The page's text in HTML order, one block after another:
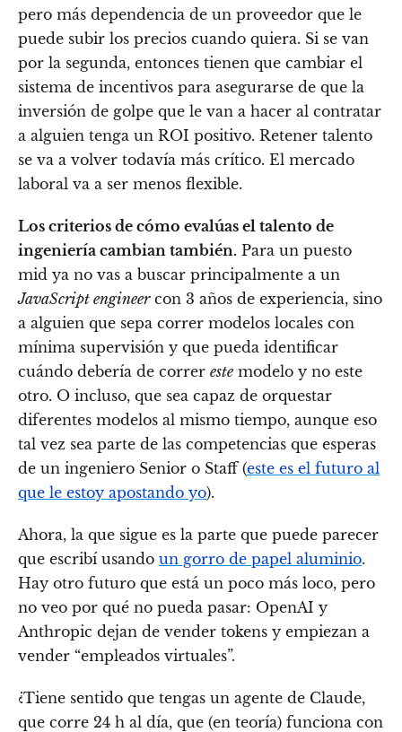
pero más dependencia de un proveedor que le
puede subir los precios cuando quiera. Si se van
por la segunda, entonces tienen que cambiar el
sistema de incentivos para asegurarse de que la
inversión de golpe que le van a hacer al contratar
a alguien tenga un ROI positivo. Retener talento
se va a volver todavía más crítico. El mercado
laboral va a ser menos flexible.
Los criterios de cómo evalúas el talento de
ingeniería cambian también. Para un puesto
mid ya no vas a buscar principalmente a un
JavaScript engineercon 3 años de experiencia, sino
a alguien que sepa correr modelos locales con
mínima supervisión y que pueda identificar
cuándo debería de correr este modelo y no este
otro. O incluso, que sea capaz de orquestar
diferentes modelos al mismo tiempo, aunque eso
tal vez sea parte de las competencias que esperas
de un ingeniero Senior o Staff (este es el futuro al
que le estoy apostando yo).
Ahora, la que sigue es la parte que puede parecer
que escribí usando un gorro de papel aluminio.
Hay otro futuro que está un poco más loco, pero
no veo por qué no pueda pasar: OpenAI y
Anthropic dejan de vender tokens y empiezan a
vender “empleados virtuales”.
¿Tiene sentido que tengas un agente de Claude,
que corre 24 h al día, que (en teoría) funciona con